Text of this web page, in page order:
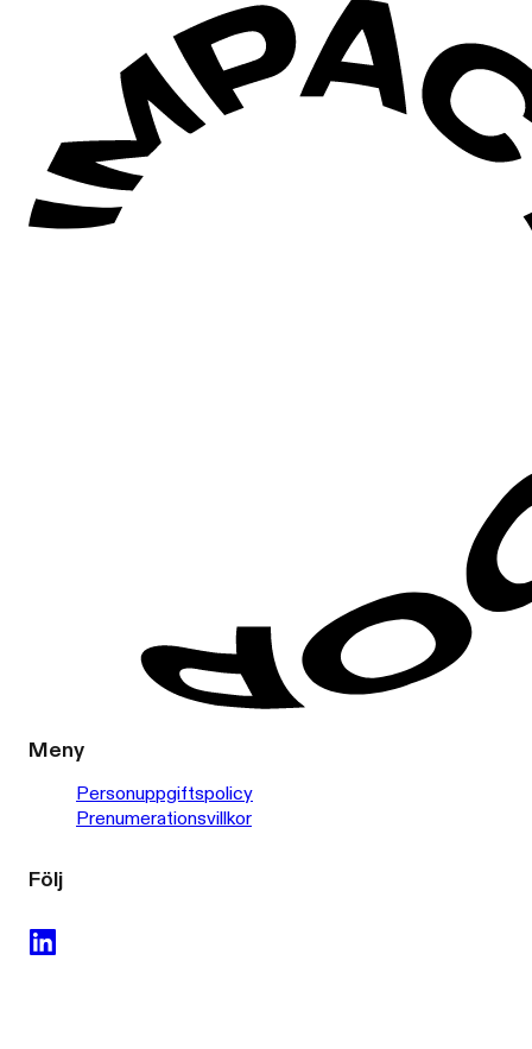
Meny
Personuppgiftspolicy
Prenumerationsvillkor
Följ